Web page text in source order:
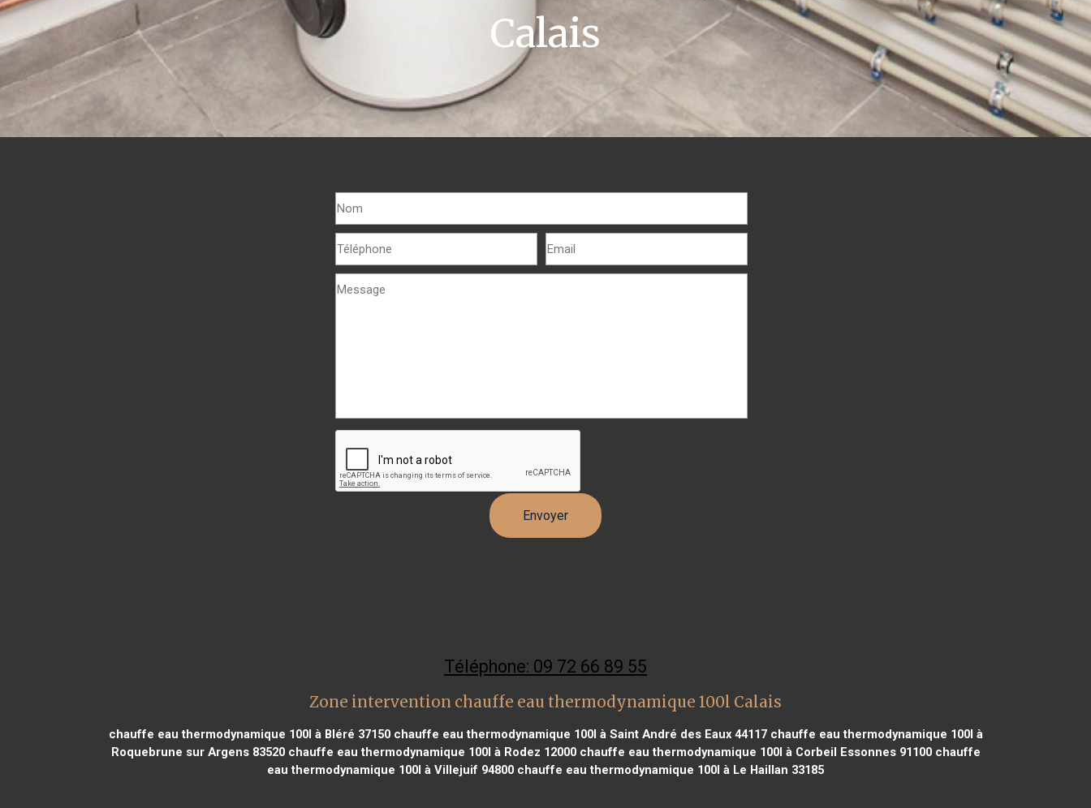
Calais
Téléphone: 09 72 66 89 55
Zone intervention chauffe eau thermodynamique 100l Calais
chauffe eau thermodynamique 100l à Bléré 37150chauffe eau thermodynamique 100l à Saint André des Eaux 44117chauffe eau thermodynamique 100l à
Roquebrune sur Argens 83520chauffe eau thermodynamique 100l à Rodez 12000chauffe eau thermodynamique 100l à Corbeil Essonnes 91100chauffe
eau thermodynamique 100l à Villejuif 94800 chauffe eau thermodynamique 100l à Le Haillan 33185